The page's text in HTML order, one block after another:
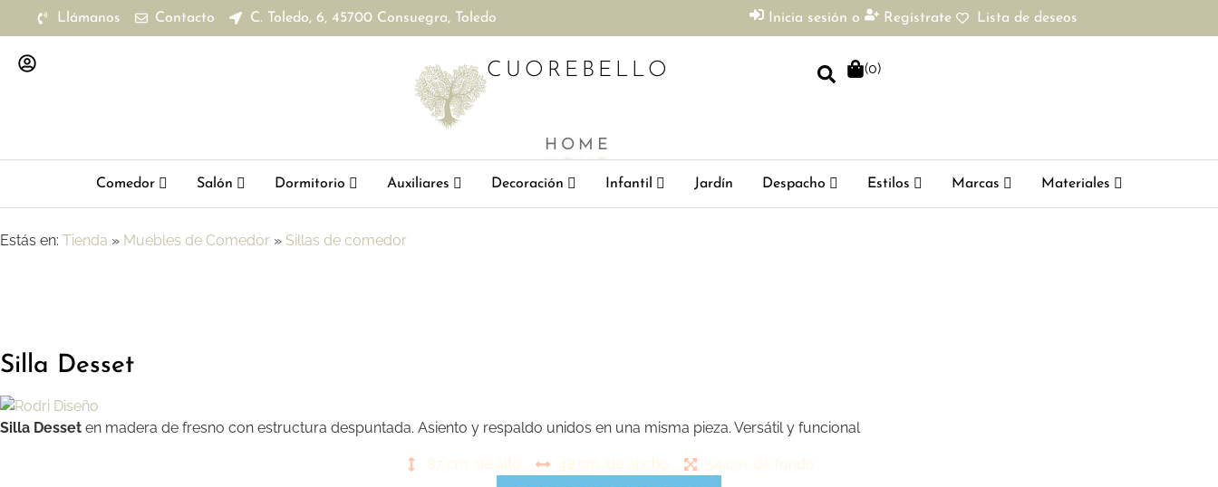
Llámanos Contacto C. Toledo, 6, 45700 Consuegra, Toledo Inicia sesión o Regístrate Lista de deseos
HOME
CUOREBELLO (0)
Comedor Salón Dormitorio Auxiliares Decoración Infantil Jardín Despacho Estilos Marcas Materiales
Estás en: Tienda » Muebles de Comedor » Sillas de comedor
Silla Desset
Silla Desset en madera de fresno con estructura despuntada. Asiento y respaldo unidos en una misma pieza. Versátil y funcional
87 cm. de alto 48 cm. de ancho
54 cm. de fondo